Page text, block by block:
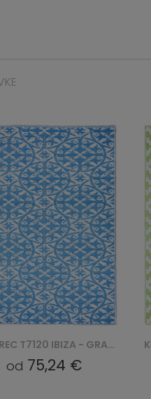
KOBEREC T7118 IBIZA - ZIELONY
od 55,95 €